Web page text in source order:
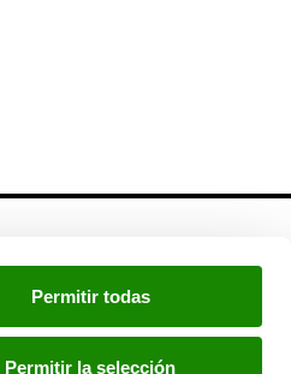
Permitir todas
Permitir la selección
a nuestra